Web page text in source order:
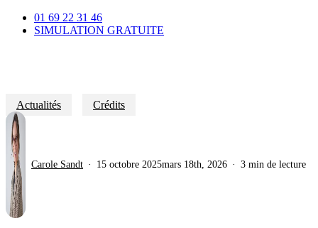
01 69 22 31 46
SIMULATION GRATUITE
Actualités Crédits
Carole Sandt 15 octobre 2025mars 18th, 2026 3 min de lecture